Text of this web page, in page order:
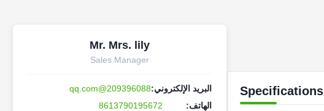
Specifications
Mr. Mrs. lily
Sales Manager
البريد الإلكتروني:209396088@qq.com
الهاتف:
8613790195672